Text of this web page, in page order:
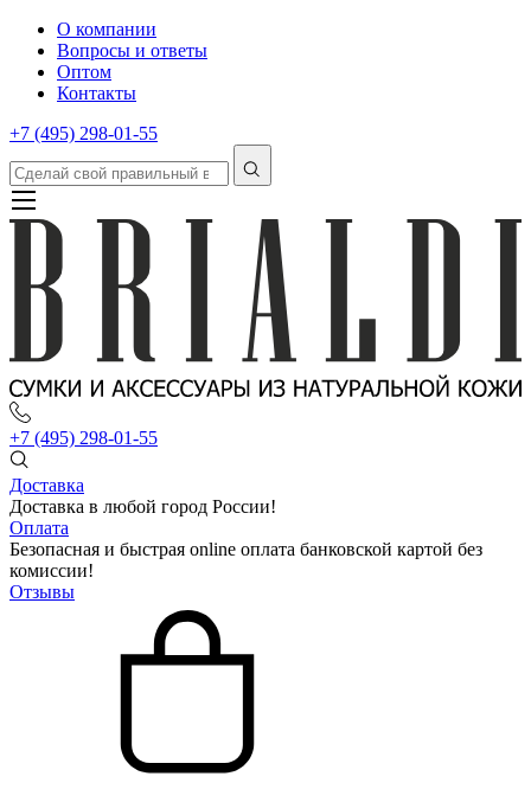
О компании
Вопросы и ответы
Оптом
Контакты
+7 (495) 298-01-55
+7 (495) 298-01-55
Доставка
Доставка в любой город России!
Оплата
Безопасная и быстрая online оплата банковской картой без
комиссии!
Отзывы